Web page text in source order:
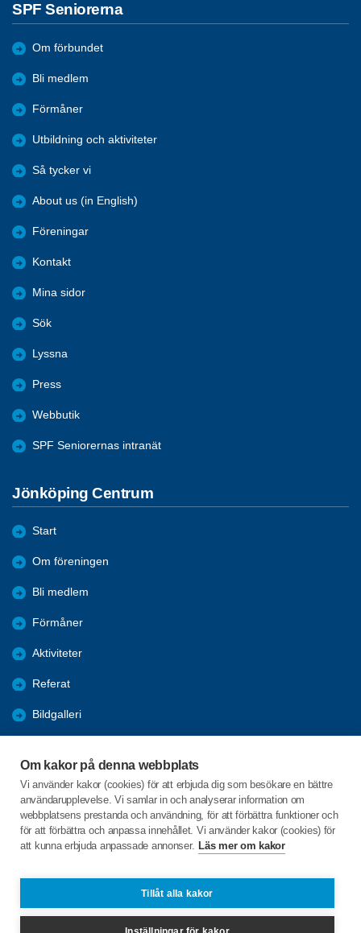
Om kakor på denna webbplats
Vi använder kakor (cookies) för att erbjuda dig som besökare en bättre
användarupplevelse. Vi samlar in och analyserar information om
webbplatsens prestanda och användning, för att förbättra funktioner och
för att förbättra och anpassa innehållet. Vi använder kakor (cookies) för
att kunna erbjuda anpassade annonser. Läs mer om kakor
Tillåt alla kakor
SPF Seniorerna
Om förbundet
Bli medlem
Förmåner
Utbildning och aktiviteter
Så tycker vi
About us (in English)
Föreningar
Kontakt
Mina sidor
Sök
Lyssna
Press
Webbutik
SPF Seniorernas intranät
Jönköping Centrum
Start
Om föreningen
Bli medlem
Förmåner
Aktiviteter
Referat
Bildgalleri
Engagera DIG i vår förening
C/o:Lennart Lööw